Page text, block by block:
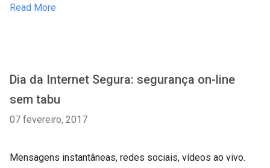
Read More
Dia da Internet Segura: segurança on-line
sem tabu
07 fevereiro, 2017
Mensagens instantâneas, redes sociais, vídeos ao vivo.